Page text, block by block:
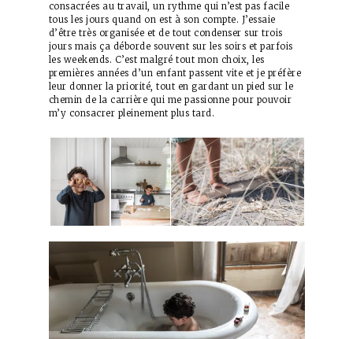
consacrées au travail, un rythme qui n’est pas facile
tous les jours quand on est à son compte. J’essaie
d’être très organisée et de tout condenser sur trois
jours mais ça déborde souvent sur les soirs et parfois
les weekends. C’est malgré tout mon choix, les
premières années d’un enfant passent vite et je préfère
leur donner la priorité, tout en gardant un pied sur le
chemin de la carrière qui me passionne pour pouvoir
m’y consacrer pleinement plus tard.